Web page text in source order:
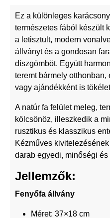
Ez a különleges
természetes fából készült
a letisztult, modern
állványt és a gondosan
díszgömböt. Együtt
teremt bármely
vagy ajándékként is
A natúr fa felület meleg,
kölcsönöz, illeszkedik a
rusztikus és klasszikus
Kézműves
darab egyedi, minőségi
Jellemzők:
Fenyőfa állvány
Méret: 37×18 cm